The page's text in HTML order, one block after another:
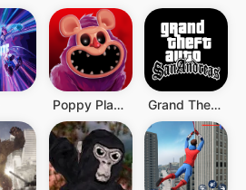
Poppy Playtime Chapter 3 Grand Theft Auto: San Andreas